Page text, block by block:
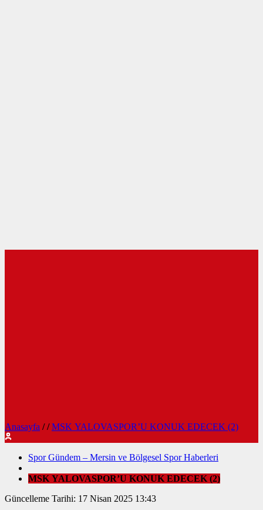
Anasayfa / / MSK YALOVASPOR’U KONUK EDECEK (2)
Spor Gündem – Mersin ve Bölgesel Spor Haberleri
MSK YALOVASPOR’U KONUK EDECEK (2)
Güncelleme Tarihi: 17 Nisan 2025 13:43